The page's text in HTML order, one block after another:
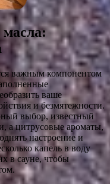
масла:
важным компонентом
ваше
и безмятежности.
выбор, известный
а цитрусовые ароматы,
настроение и
капель в воду
в сауне, чтобы